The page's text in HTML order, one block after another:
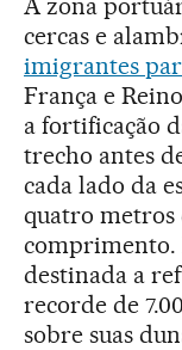
A zona
cercas e
imigrantes
França e
a fortificação
trecho antes
cada lado da
quatro
comprimento.
destinada a
recorde de
sobre suas